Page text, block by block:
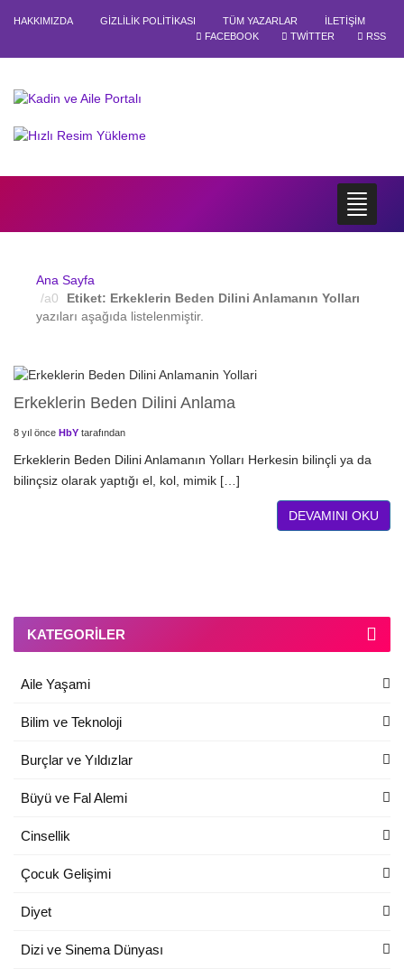
HAKKIMIZDA GIZLILIK POLITIKASI TÜM YAZARLAR
İLETIŞIM
FACEBOOK
TWITTER RSS
Ana Sayfa
Etiket: Erkeklerin Beden Dilini Anlamanın Yolları
yazıları aşağıda listelenmiştir.
Erkeklerin Beden Dilini Anlama
8 yıl önce HbY tarafından
Erkeklerin Beden Dilini Anlamanın Yolları Herkesin bilinçli ya da
bilinçsiz olarak yaptığı el, kol, mimik […]
DEVAMINI OKU
KATEGORILER
Aile Yaşami
Bilim ve Teknoloji
Burçlar ve Yıldızlar
Büyü ve Fal Alemi
Cinsellik
Çocuk Gelişimi
Diyet
Dizi ve Sinema Dünyası